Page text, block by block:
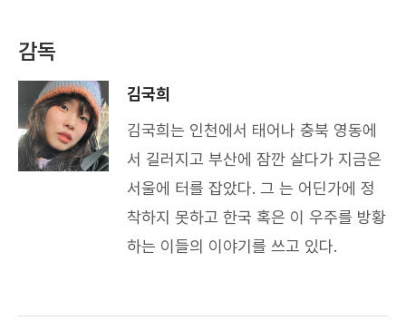
감독
김국희
김국희는 인천에서 태어나 충북 영동에
서 길러지고 부산에 잠깐 살다가 지금은
서울에 터를 잡았다. 그 는 어딘가에 정
착하지 못하고 한국 혹은 이 우주를 방황
하는 이들의 이야기를 쓰고 있다.